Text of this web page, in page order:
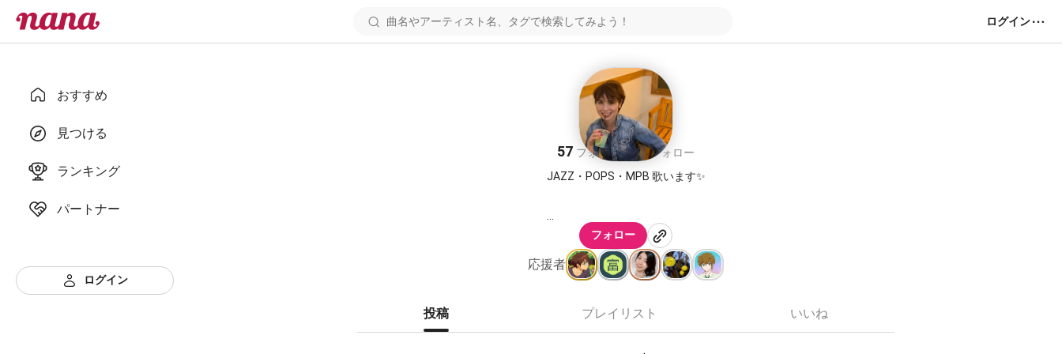
ログイン
おすすめ
見つける
ランキング
パートナー
ログイン
ゆみこ
57 フォロワー 67 フォロー
JAZZ・POPS・MPB 歌います✨
フォロー
応援者
投稿 プレイリスト いいね